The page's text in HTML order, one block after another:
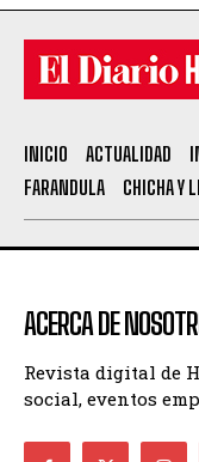
INICIO ACTUALIDAD
FARANDULA
CHICHA Y
ACERCA DE
Revista digital de
social, eventos